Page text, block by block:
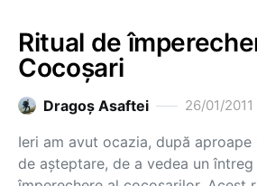
Ritual de
Cocoşari
Dragoş Asaftei 26/01/2011
Ieri am avut ocazia, după aproape
de aşteptare, de a vedea un